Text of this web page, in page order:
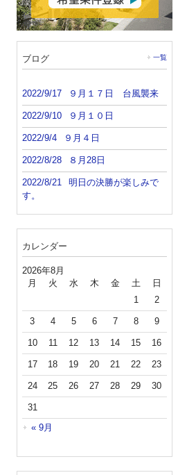
ブログ 一覧
2022/9/17 ９月１７日 台風襲来
2022/9/10 ９月１０日
2022/9/4 ９月４日
2022/8/28 ８月28日
2022/8/21
明日の決勝が楽しみで
す。
カレンダー
2026年8月
月 火 水 木 金 土
日
1
2
3 4 5 6 7 8 9
10 11 12 13 14 15 16
17 18 19 20 21 22 23
24 25 26 27 28 29 30
31
« 9月